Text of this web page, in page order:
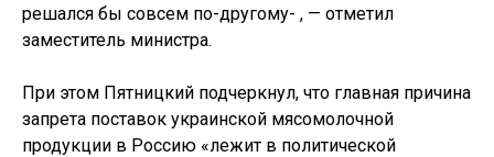
решался бы совсем по-другому- , — отметил
заместитель министра.
При этом Пятницкий подчеркнул, что главная причина
запрета поставок украинской мясомолочной
продукции в Россию «лежит в политической